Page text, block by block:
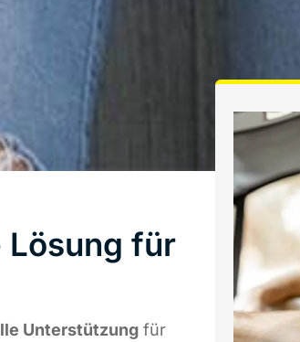
Lösung für
Unterstützung für